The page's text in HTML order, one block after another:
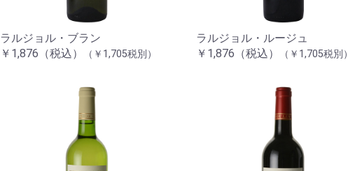
ラルジョル・ブラン
￥1,876（税込）
（￥1,705税別）
ラルジョル・ルージュ
￥1,876（税込）
（￥1,705税別）